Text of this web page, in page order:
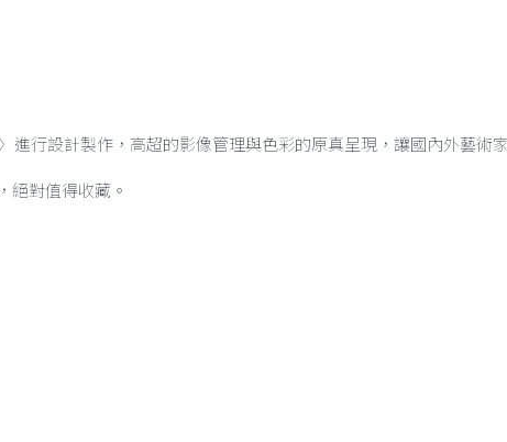
行設計製作，高超的影像管理與色彩的原真呈現，讓國內外藝術
絕對值得收藏。